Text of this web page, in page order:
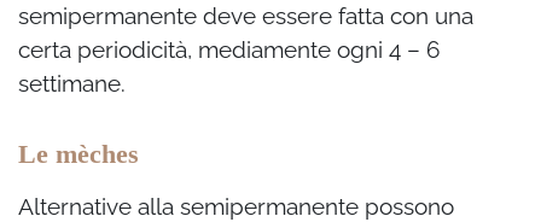
semipermanente deve essere fatta con una
certa periodicità, mediamente ogni 4 – 6
settimane.
Le mèches
Alternative alla semipermanente possono